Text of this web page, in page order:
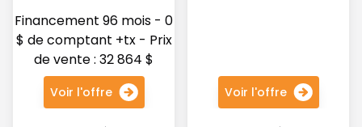
Financement 96 mois - 0
$ de comptant +tx - Prix
de vente : 32 864 $
Voir l'offre Voir l'offre